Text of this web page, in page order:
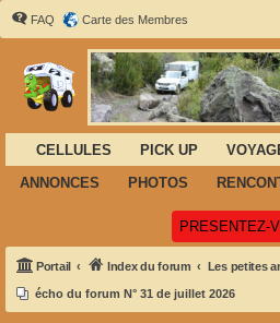
FAQ Carte des Membres
CELLULES PICK UP
ANNONCES
PHOTOS
PRESENTEZ-
Portail Index du forum
écho du forum N° 31 de juillet 2026